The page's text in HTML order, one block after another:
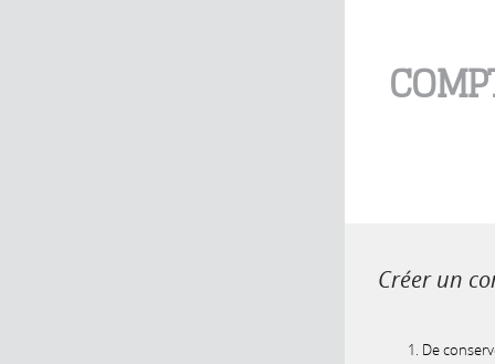
Créer un
De